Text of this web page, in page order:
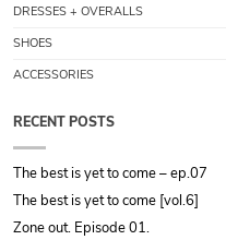
DRESSES + OVERALLS
SHOES
ACCESSORIES
RECENT POSTS
The best is yet to come – ep.07
The best is yet to come [vol.6]
Zone out. Episode 01.